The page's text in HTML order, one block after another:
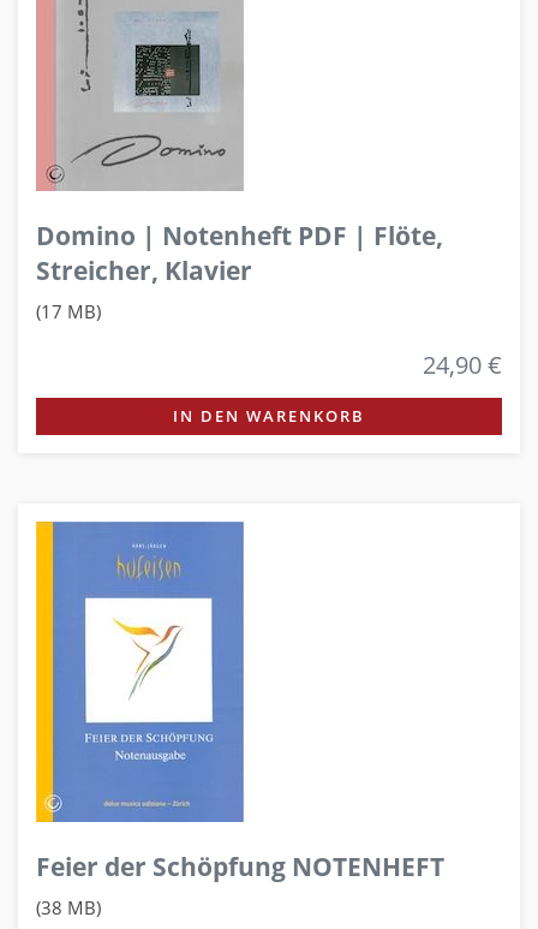
Domino | Notenheft PDF | Flöte,
Streicher, Klavier
(17 MB)
24,90 €
IN DEN WARENKORB
Feier der Schöpfung NOTENHEFT
(38 MB)